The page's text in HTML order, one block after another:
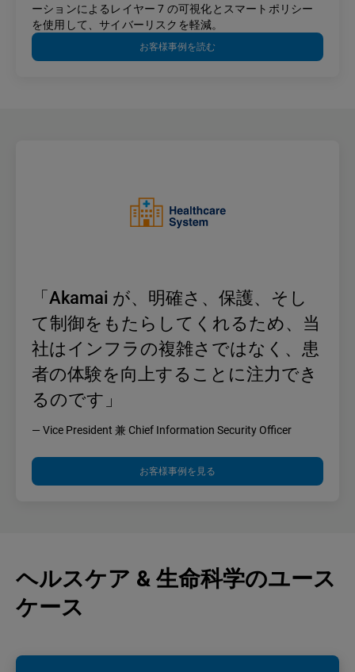
ーションによるレイヤー 7 の可視化とスマートポリシー
を使用して、サイバーリスクを軽減。
お客様事例を読む
「Akamai が、明確さ、保護、そし
て制御をもたらしてくれるため、当
社はインフラの複雑さではなく、患
者の体験を向上することに注力でき
るのです」
— Vice President 兼 Chief Information Security Officer
お客様事例を見る
ヘルスケア & 生命科学のユース
ケース